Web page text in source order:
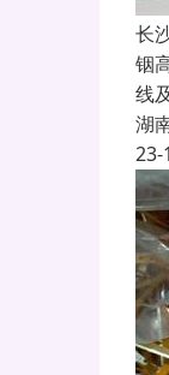
长
铟
线
湖
23-